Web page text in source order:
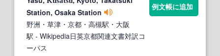
Station, Osaka Station
野洲・草津・京都・高槻駅・大阪
駅 - Wikipedia日英京都関連文書対訳コ
ーパス
例文帳に追加